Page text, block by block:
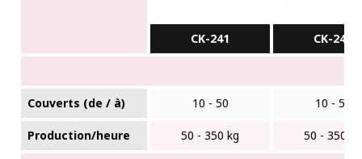
CK-241 CK-24V
Couverts (de / à) 10 - 50 10 - 50
Production/heure 50 - 350 kg 50 - 350 kg